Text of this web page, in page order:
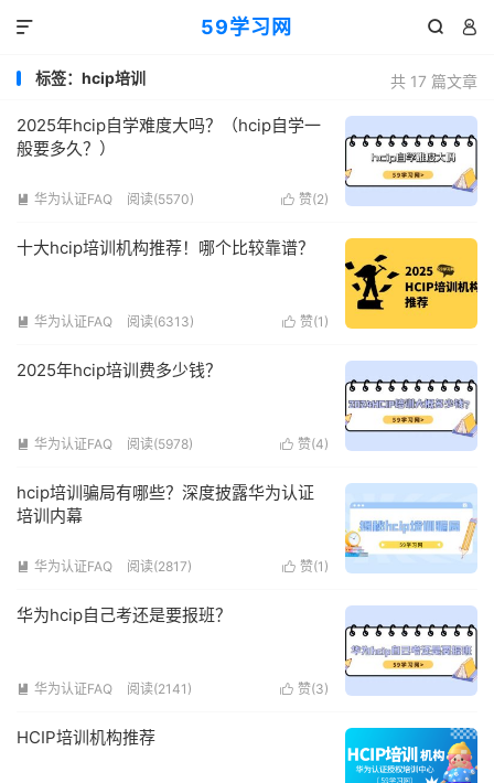
59学习网  

共 17 篇文章
标签：hcip培训
2025年hcip自学难度大吗？（hcip自学一
般要多久？）
 赞(2)
 华为认证FAQ 阅读(5570)
十大hcip培训机构推荐！哪个比较靠谱？
 赞(1 )
 华为认证FAQ 阅读(6313)
2025年hcip培训费多少钱？
 赞(4)
 华为认证FAQ 阅读(5978)
hcip培训骗局有哪些？深度披露华为认证
培训内幕
 赞(1 )
 华为认证FAQ 阅读(2817)
华为hcip自己考还是要报班？
 赞(3)
 华为认证FAQ 阅读(2141)
HCIP培训机构推荐